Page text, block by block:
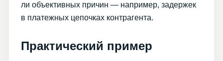
ли объективных причин — например, задержек
в платежных цепочках контрагента.
Практический пример